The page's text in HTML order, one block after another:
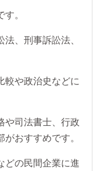
。
、刑事訴訟法、
較や政治史などに
や司法書士、行政
おすすめです。
どの民間企業に進